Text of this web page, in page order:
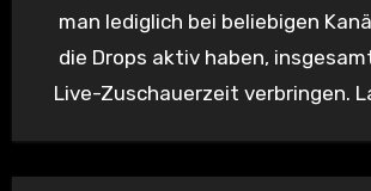
man lediglich bei beliebigen
die Drops aktiv haben,
Live-Zuschauerzeit verbringen.